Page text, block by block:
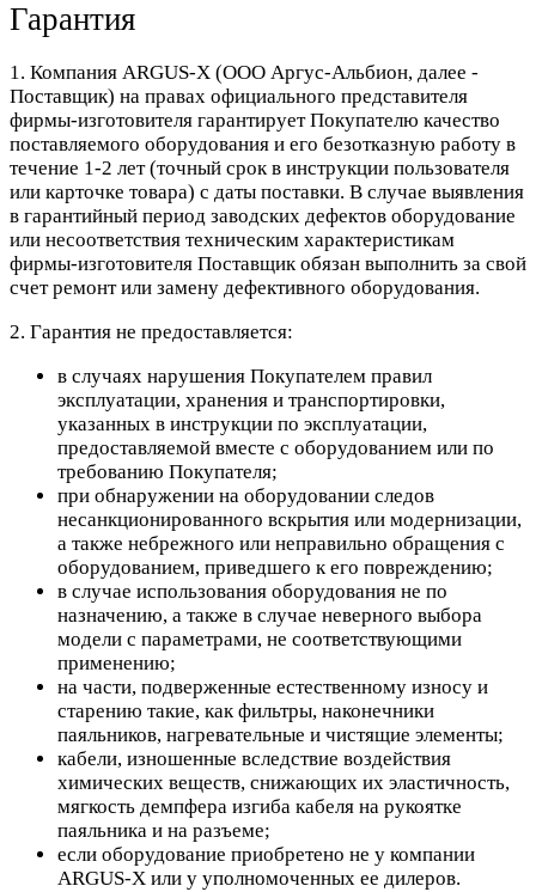
Гарантия
1. Компания ARGUS-X (ООО Аргус-Альбион, далее -
Поставщик) на правах официального представителя
фирмы-изготовителя гарантирует Покупателю качество
поставляемого оборудования и его безотказную работу в
течение 1-2 лет (точный срок в инструкции пользователя
или карточке товара) с даты поставки. В случае выявления
в гарантийный период заводских дефектов оборудование
или несоответствия техническим характеристикам
фирмы-изготовителя Поставщик обязан выполнить за свой
счет ремонт или замену дефективного оборудования.
2. Гарантия не предоставляется:
в случаях нарушения Покупателем правил
эксплуатации, хранения и транспортировки,
указанных в инструкции по эксплуатации,
предоставляемой вместе с оборудованием или по
требованию Покупателя;
при обнаружении на оборудовании следов
несанкционированного вскрытия или модернизации,
а также небрежного или неправильно обращения с
оборудованием, приведшего к его повреждению;
в случае использования оборудования не по
назначению, а также в случае неверного выбора
модели с параметрами, не соответствующими
применению;
на части, подверженные естественному износу и
старению такие, как фильтры, наконечники
паяльников, нагревательные и чистящие элементы;
кабели, изношенные вследствие воздействия
химических веществ, снижающих их эластичность,
мягкость демпфера изгиба кабеля на рукоятке
паяльника и на разъеме;
если оборудование приобретено не у компании
ARGUS-X или у уполномоченных ее дилеров.